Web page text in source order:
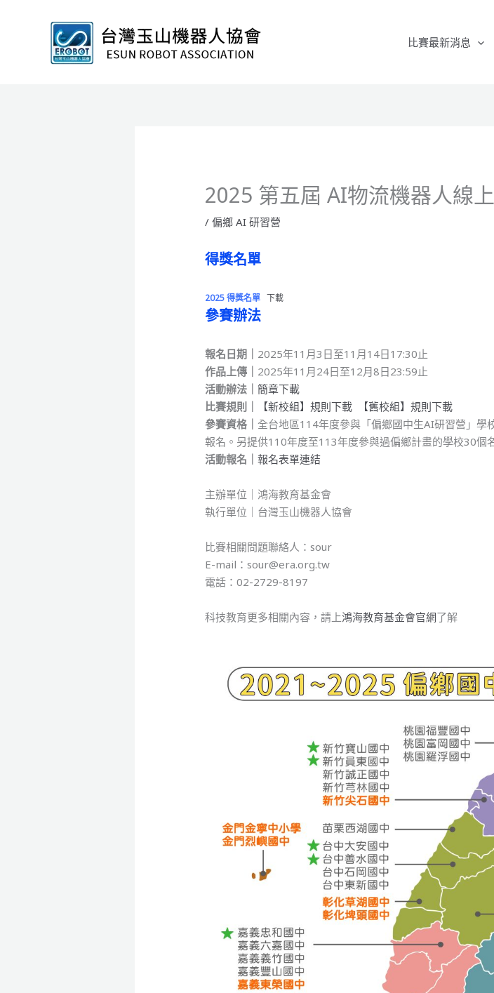
比賽最新消息
2025 第五屆 AI物流機器人線
/偏鄉 AI 研習營
得獎名單
2025 得獎名單 下載
參賽辦法
報名日期｜ 2025年11月3日至11月14日17:30止
作品上傳｜ 2025年11月24日至12月8日23:59止
活動辦法｜ 簡章下載
比賽規則｜
【新校組】規則下載
【舊校組】規則下載
參賽資格｜全台地區114年度參與「偏鄉國中生AI研習營」學
報名。另提供110年度至113年度參與過偏鄉計畫的學校30個
活動報名｜報名表單連結
主辦單位｜鴻海教育基金會
執行單位｜台灣玉山機器人協會
比賽相關問題聯絡人：sour
E-mail：sour@era.org.tw
電話：02-2729-8197
科技教育更多相關內容，請上鴻海教育基金會官網了解